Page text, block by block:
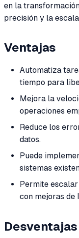
en la
precisión y la
Ventajas
Automatiza
tiempo para
Mejora la
operaciones
Reduce los
datos.
Puede
sistemas
Permite
con mejoras de
Desventajas